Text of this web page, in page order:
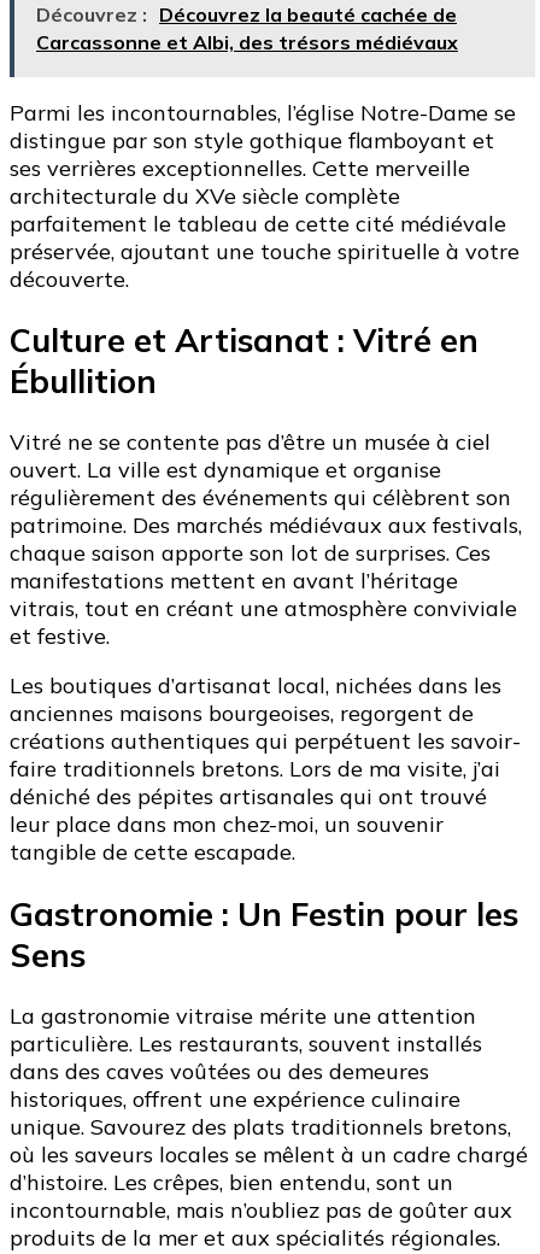
Découvrez : Découvrez la beauté cachée de
Carcassonne et Albi, des trésors médiévaux
Parmi les incontournables, l’église Notre-Dame se
distingue par son style gothique flamboyant et
ses verrières exceptionnelles. Cette merveille
architecturale du XVe siècle complète
parfaitement le tableau de cette cité médiévale
préservée, ajoutant une touche spirituelle à votre
découverte.
Culture et Artisanat : Vitré en
Ébullition
Vitré ne se contente pas d’être un musée à ciel
ouvert. La ville est dynamique et organise
régulièrement des événements qui célèbrent son
patrimoine. Des marchés médiévaux aux festivals,
chaque saison apporte son lot de surprises. Ces
manifestations mettent en avant l’héritage
vitrais, tout en créant une atmosphère conviviale
et festive.
Les boutiques d’artisanat local, nichées dans les
anciennes maisons bourgeoises, regorgent de
créations authentiques qui perpétuent les savoir-
faire traditionnels bretons. Lors de ma visite, j’ai
déniché des pépites artisanales qui ont trouvé
leur place dans mon chez-moi, un souvenir
tangible de cette escapade.
Gastronomie : Un Festin pour les
Sens
La gastronomie vitraise mérite une attention
particulière. Les restaurants, souvent installés
dans des caves voûtées ou des demeures
historiques, offrent une expérience culinaire
unique. Savourez des plats traditionnels bretons,
où les saveurs locales se mêlent à un cadre chargé
d’histoire. Les crêpes, bien entendu, sont un
incontournable, mais n’oubliez pas de goûter aux
produits de la mer et aux spécialités régionales.